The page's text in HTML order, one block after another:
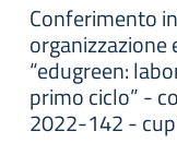
Conferimento
“edugreen:
primo ciclo” -
2022-142 -